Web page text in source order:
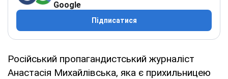
Google
Підписатися
Російський пропагандистський журналіст
Анастасія Михайлівська, яка є прихильницею